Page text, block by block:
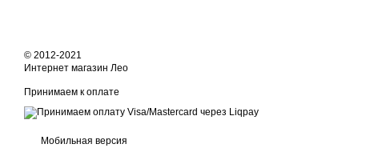
© 2012-2021
Интернет магазин Лео
Принимаем к оплате
Мобильная версия